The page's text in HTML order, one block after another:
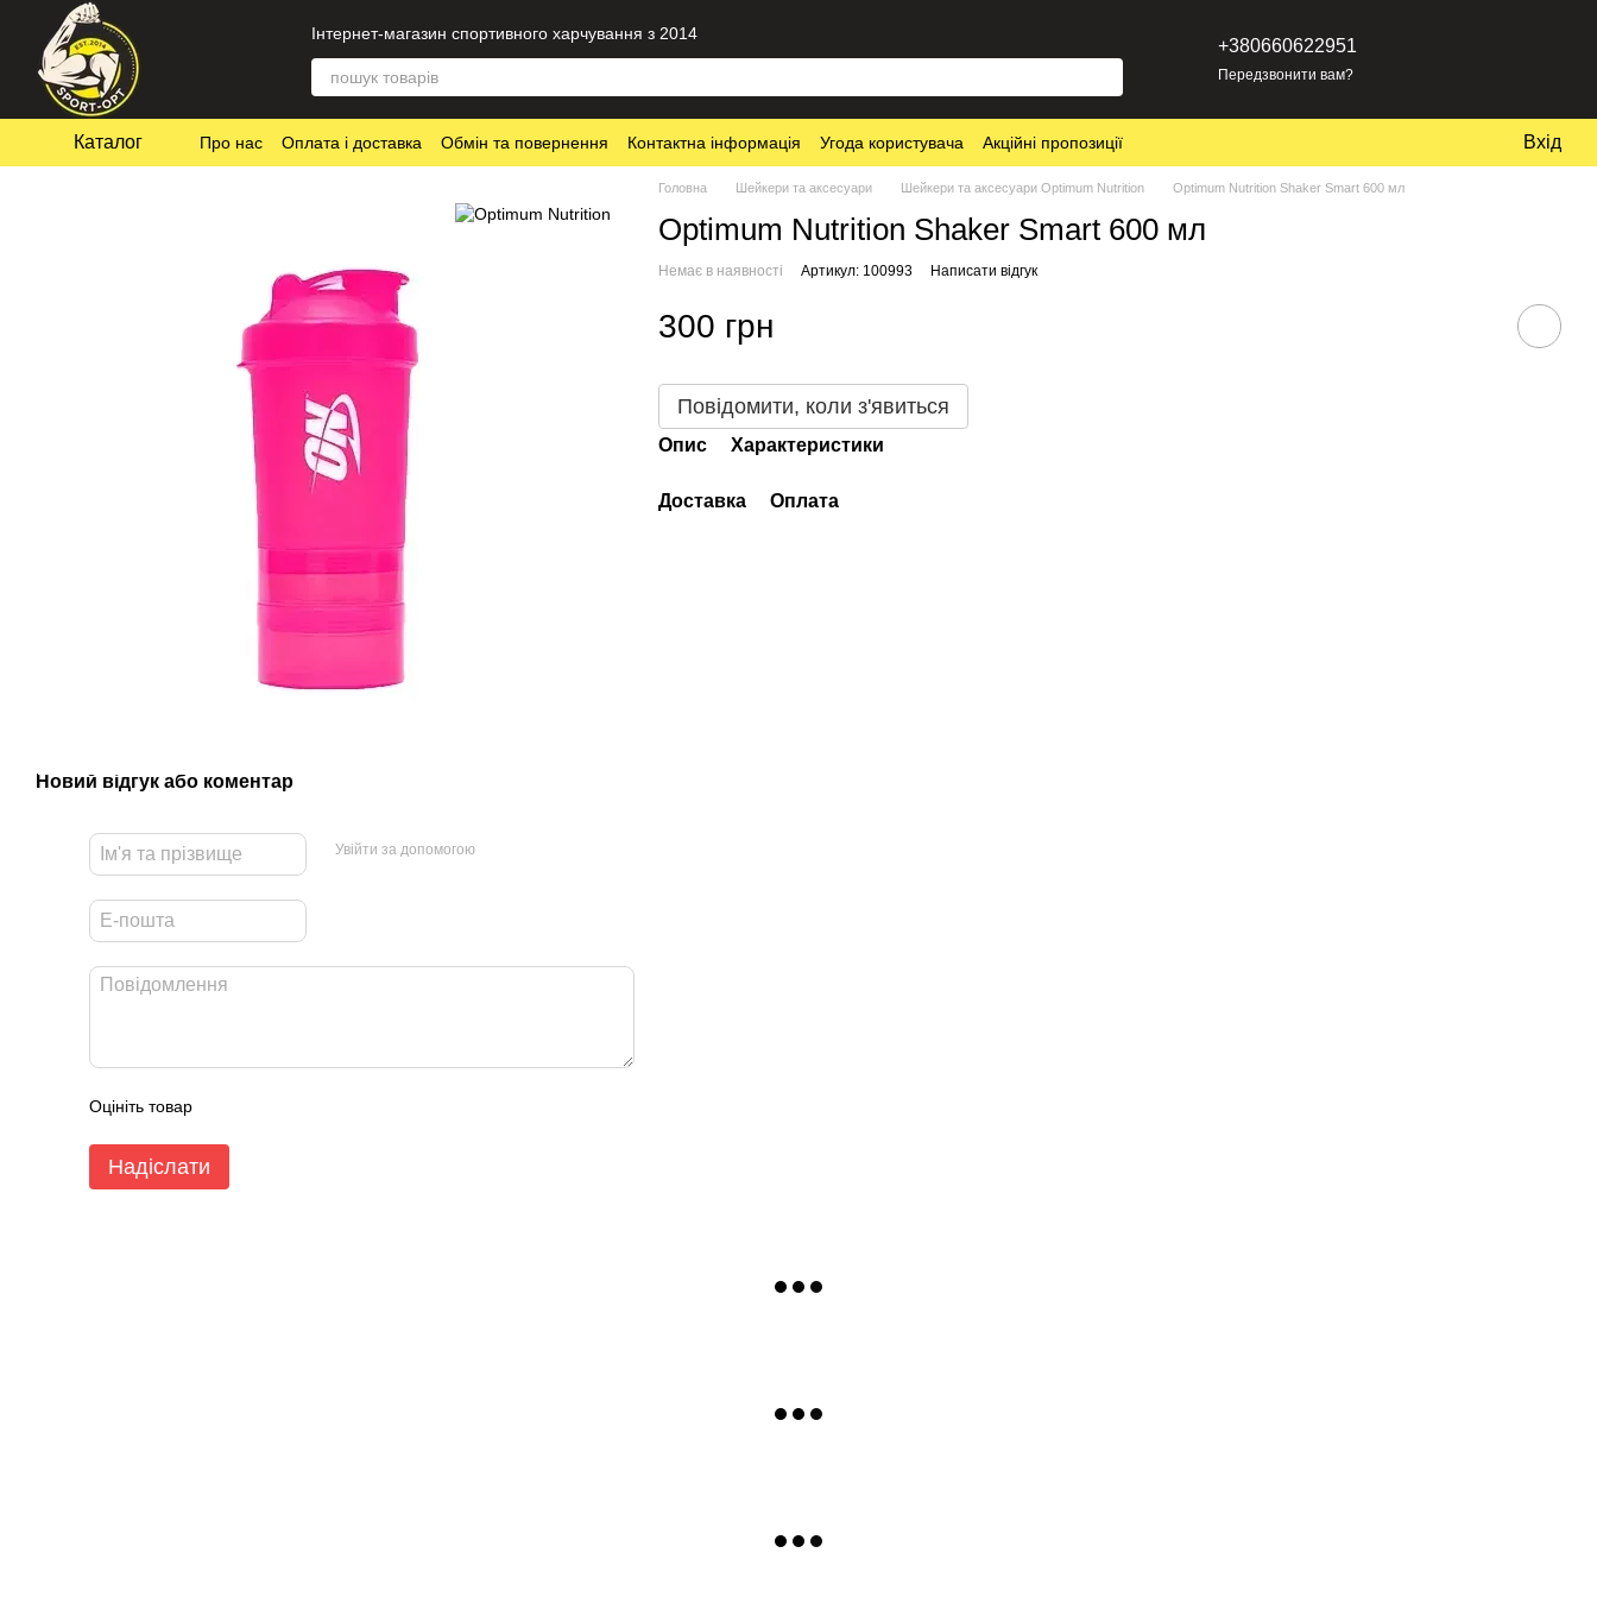
Перейти до основного контенту
Інтернет-магазин спортивного харчування з 2014
+380660622951
Передзвонити вам?
Каталог Про нас Оплата і доставка Обмін та повернення Контактна інформація Угода користувача Акційні пропозиції Вхід
Новий відгук або коментар
Увійти за допомогою
Оцініть товар
Надіслати
Головна Шейкери та аксесуари Шейкери та аксесуари Optimum Nutrition Optimum Nutrition Shaker Smart 600 мл
Optimum Nutrition Shaker Smart 600 мл
Немає в наявності Артикул: 100993 Написати відгук
300 грн
Повідомити, коли з'явиться
Опис Характеристики
Доставка Оплата